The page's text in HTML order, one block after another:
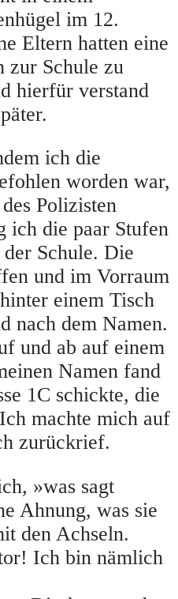
im 12.
Eltern hatten eine
zur Schule zu
hierfür verstand
ich die
worden war,
Polizisten
ich die paar Stufen
Schule. Die
und im Vorraum
einem Tisch
nach dem Namen.
und ab auf einem
Namen fand
1C schickte, die
machte mich auf
zurückrief.
»was sagt
Ahnung, was sie
den Achseln.
Ich bin nämlich